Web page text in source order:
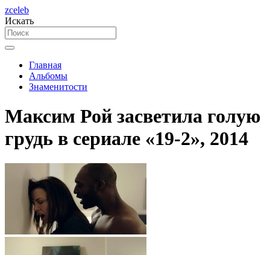
zceleb
Искать
Главная
Альбомы
Знаменитости
Максим Рой засветила голую
грудь в сериале «19-2», 2014